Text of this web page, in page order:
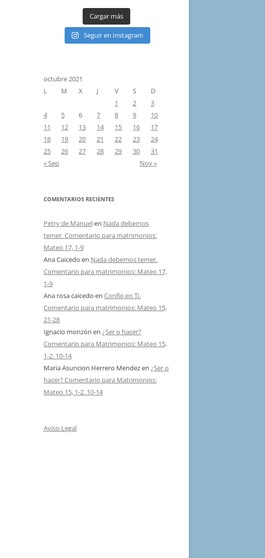
Cargar más
Seguir en Instagram
octubre 2021
L
M X J V S
D
1
2
3
4
5 6 7 8 9
10
11
12 13 14 15 16
17
18
19 20 21 22 23
24
25
26 27 28 29 30
31
« Sep
Nov »
COMENTARIOS RECIENTES
Petry de Manuelen Nada debemos
temer. Comentario para matrimonios:
Mateo 17, 1-9
Ana Caicedo en Nada debemos temer.
Comentario para matrimonios: Mateo 17,
1-9
Ana rosa caicedo en Confío en Ti.
Comentario para matrimonios: Mateo 15,
21-28
Ignacio monzón en ¿Ser o hacer?
Comentario para Matrimonios: Mateo 15,
1-2. 10-14
Maria Asuncion Herrero Mendezen ¿Ser o
hacer? Comentario para Matrimonios:
Mateo 15, 1-2. 10-14
Aviso Legal